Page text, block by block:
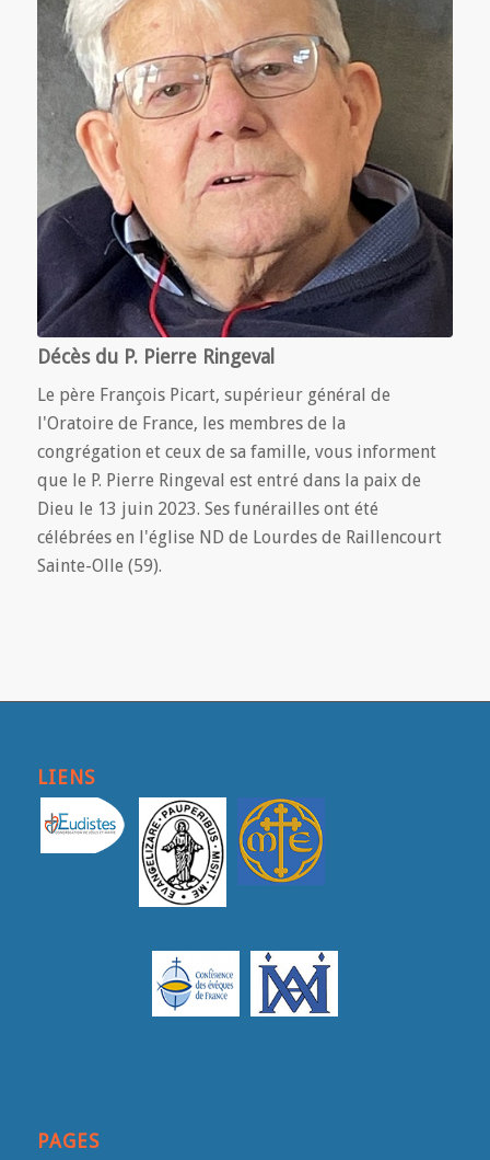
Décès du P. Pierre Ringeval
Le père François Picart, supérieur général de
l'Oratoire de France, les membres de la
congrégation et ceux de sa famille, vous informent
que le P. Pierre Ringeval est entré dans la paix de
Dieu le 13 juin 2023. Ses funérailles ont été
célébrées en l'église ND de Lourdes de Raillencourt
Sainte-Olle (59).
LIENS
PAGES